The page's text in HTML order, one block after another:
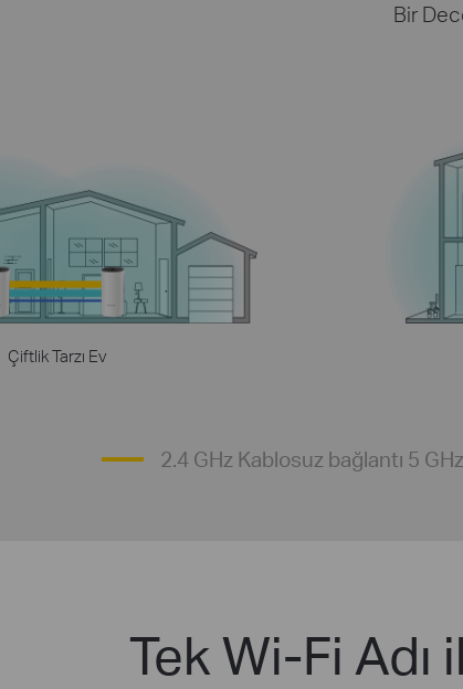
Bir
Çiftlik Tarzı Ev
2.4 GHz Kablosuz bağlantı 5
Tek Wi-Fi